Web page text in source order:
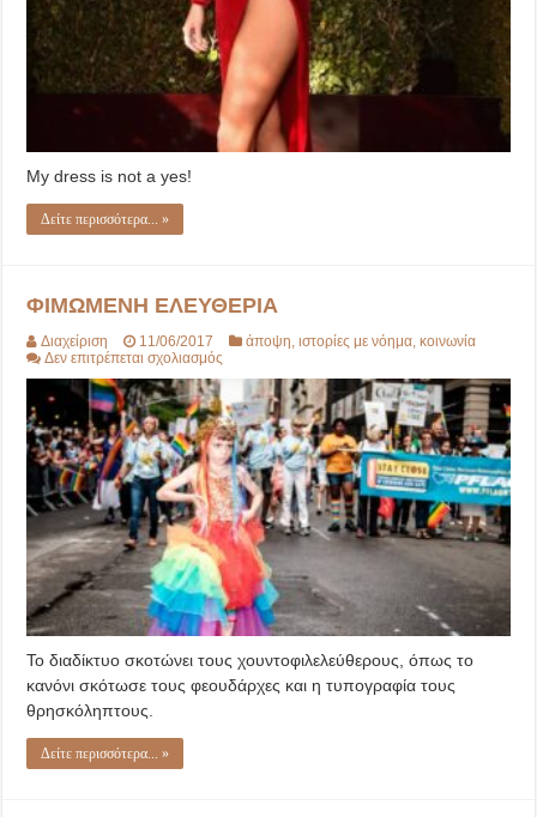
My dress is not a yes!
Δείτε περισσότερα... »
ΦΙΜΩΜΕΝΗ ΕΛΕΥΘΕΡΙΑ
Διαχείριση 11/06/2017 άποψη ,ιστορίες με νόημα ,κοινωνία
Δεν επιτρέπεται σχολιασμός
ΕΛΕΥΘΕΡΙΑ
Το διαδίκτυο σκοτώνει τους χουντοφιλελεύθερους, όπως το
κανόνι σκότωσε τους φεουδάρχες και η τυπογραφία τους
θρησκόληπτους.
Δείτε περισσότερα... »